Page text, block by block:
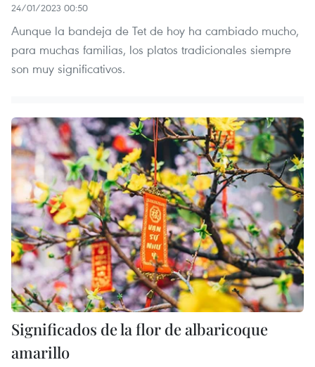
24/01/2023 00:50
Aunque la bandeja de Tet de hoy ha cambiado mucho,
para muchas familias, los platos tradicionales siempre
son muy significativos.
Significados de la flor de albaricoque
amarillo